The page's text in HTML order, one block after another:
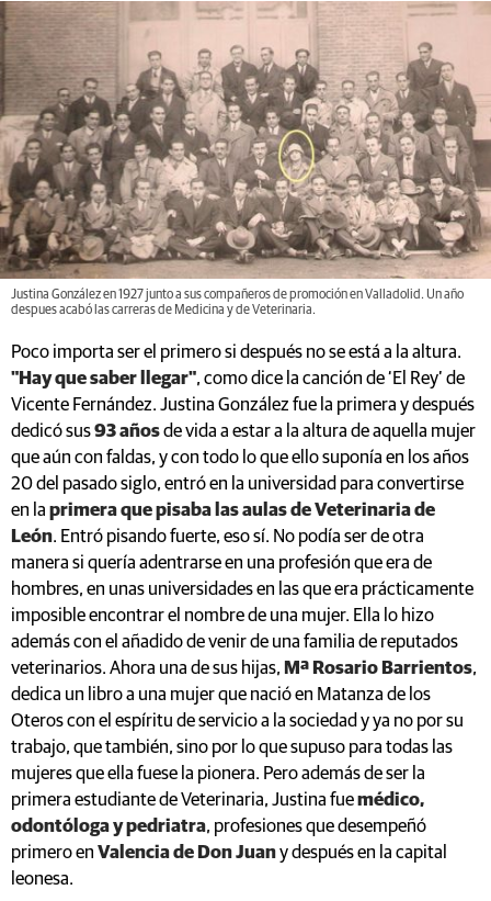
Justina González en 1927 junto a sus compañeros de promoción en Valladolid. Un año
despues acabó las carreras de Medicina y de Veterinaria.
Poco importa ser el primero si después no se está a la altura.
"Hay que saber llegar", como dice la canción de ‘El Rey’ de
Vicente Fernández. Justina González fue la primera y después
dedicó sus93 añosde vida a estar a la altura de aquella mujer
que aún con faldas, y con todo lo que ello suponía en los años
20 del pasado siglo, entró en la universidad para convertirse
en la primera que pisaba las aulas de Veterinaria de
León. Entró pisando fuerte, eso sí. No podía ser de otra
manera si quería adentrarse en una profesión que era de
hombres, en unas universidades en las que era prácticamente
imposible encontrar el nombre de una mujer. Ella lo hizo
además con el añadido de venir de una familia de reputados
veterinarios. Ahora una de sus hijas, Mª Rosario Barrientos,
dedica un libro a una mujer que nació en Matanza de los
Oteros con el espíritu de servicio a la sociedad y ya no por su
trabajo, que también, sino por lo que supuso para todas las
mujeres que ella fuese la pionera. Pero además de ser la
primera estudiante de Veterinaria, Justina fuemédico,
odontóloga y pedriatra, profesiones que desempeñó
primero en Valencia de Don Juany después en la capital
leonesa.